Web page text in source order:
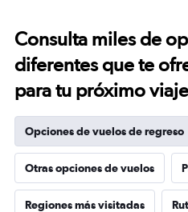
Consulta miles de
diferentes que te
para tu próximo viaje
Opciones de vuelos de regreso
Otras opciones de vuelos
Regiones más visitadas